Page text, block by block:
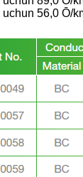
56,0 Ō/